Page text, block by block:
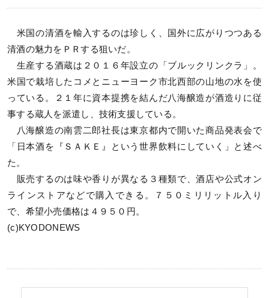
米国の清酒を輸入するのは珍しく、国外に広がりつつある
清酒の魅力をＰＲする狙いだ。
生産する酒蔵は２０１６年設立の「ブルックリンクラ」。
米国で栽培したコメとニューヨーク市北西部の山地の水を使
っている。２１年に資本提携を結んだ八海醸造が酒造りに従
事する蔵人を派遣し、技術支援している。
八海醸造の南雲二郎社長は東京都内で開いた商品発表会で
「日本酒を『ＳＡＫＥ』という世界飲料にしていく」と述べ
た。
販売するのは味や香りが異なる３種類で、酒店や公式オン
ラインストアなどで購入できる。７５０ミリリットル入り
で、希望小売価格は４９５０円。
(c)KYODONEWS